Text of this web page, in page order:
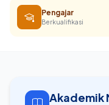
Pengajar
Berkualifikasi
Akademik